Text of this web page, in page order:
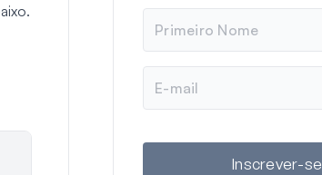
m
e
m
i
Inscrever-se